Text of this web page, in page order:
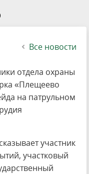
Все новости
отдела охраны
«Плещеево
на патрульном
участник
участковый